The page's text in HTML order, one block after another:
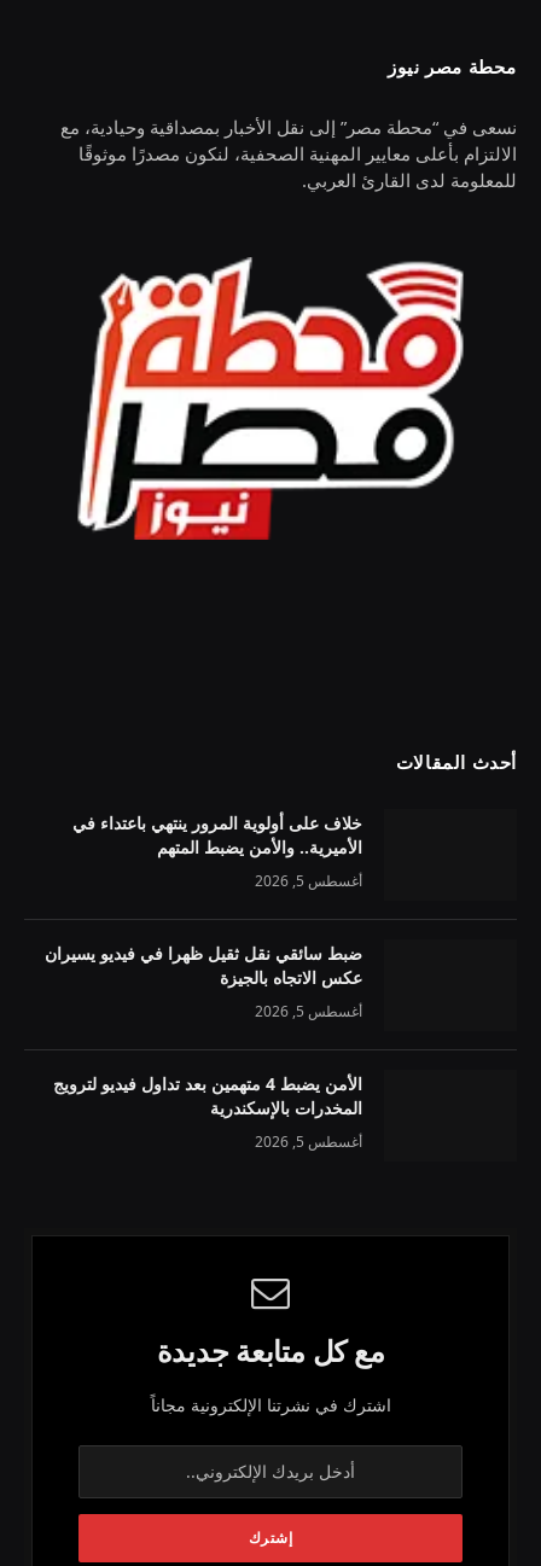
محطة مصر نيوز
نسعى في “محطة مصر” إلى نقل الأخبار بمصداقية وحيادية، مع
الالتزام بأعلى معايير المهنية الصحفية، لنكون مصدرًا موثوقًا
للمعلومة لدى القارئ العربي.
أحدث المقالات
خلاف على أولوية المرور ينتهي باعتداء في
الأميرية.. والأمن يضبط المتهم
أغسطس 5, 2026
ضبط سائقي نقل ثقيل ظهرا في فيديو يسيران
عكس الاتجاه بالجيزة
أغسطس 5, 2026
الأمن يضبط 4 متهمين بعد تداول فيديو لترويج
المخدرات بالإسكندرية
أغسطس 5, 2026
مع كل متابعة جديدة
اشترك في نشرتنا الإلكترونية مجاناً